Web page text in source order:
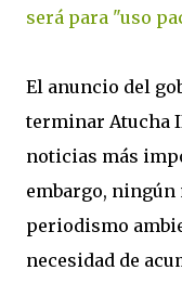
será para "uso
El anuncio del
terminar Atucha
noticias más
embargo, ningún
periodismo
necesidad de